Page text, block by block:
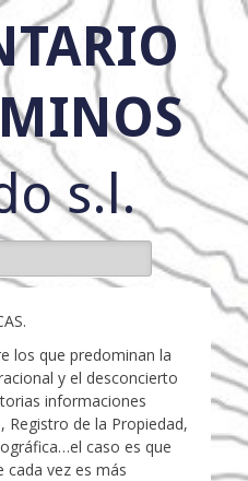
s.l.
los que predominan la
y el desconcierto
informaciones
Registro de la Propiedad,
caso es que
vez es más